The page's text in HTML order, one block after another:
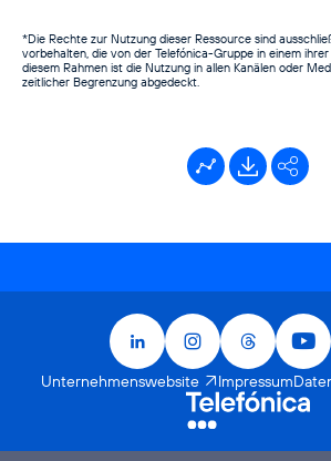
*Die Rechte zur Nutzung dieser Ressource sind
vorbehalten, die von der Telefónica-Gruppe in einem
diesem Rahmen ist die Nutzung in allen Kanälen oder
zeitlicher Begrenzung abgedeckt.
Kennzahlentool
Downloads
LinkedInInstagramThreads
Unternehmenswebsite Impressum